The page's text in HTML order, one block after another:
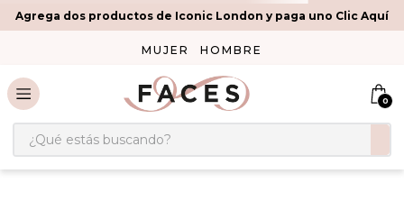
Agrega dos productos de Iconic London y paga uno Clic Aquí
MUJER HOMBRE
0
¿Qué estás buscando?